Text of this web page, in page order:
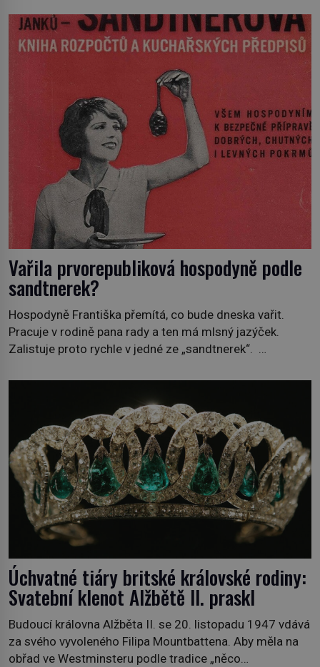
Prorokovala mu tragický osud. Tehdy se jí vysmál.
„Robespierre to dotáhne hodně daleko,“ prohlásil o něm
jiný významný francouzský revolucionář, Honoré de
Vařila prvorepubliková hospodyně podle
sandtnerek?
Hospodyně Františka přemítá, co bude dneska vařit.
Pracuje v rodině pana rady a ten má mlsný jazýček.
Zalistuje proto rychle v jedné ze „sandtnerek“.
povzdechne si směrem ke služce, kterou má v kuchyni k
ruce. Ještě v prvních letech nové republiky fungoval kvůli
nedostatku zboží přídělový systém. […]
Úchvatné tiáry britské královské rodiny:
Svatební klenot Alžbětě II. praskl
Budoucí královna Alžběta II. se 20. listopadu 1947 vdává
za svého vyvoleného Filipa Mountbattena. Aby měla na
obřad ve Westminsteru podle tradice „něco